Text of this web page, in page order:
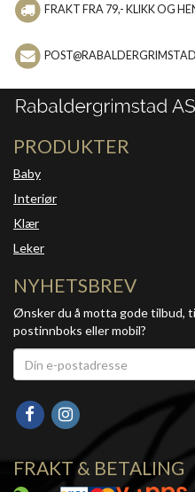
FRAKT FRA 79,- KLIKK OG
PRODUKTER
Baby
Interiør
Klær
Leker
NYHETSBREV
Ønsker du å motta gode tilbud,
postinnboks eller mobil?
FRAKT & BETALING